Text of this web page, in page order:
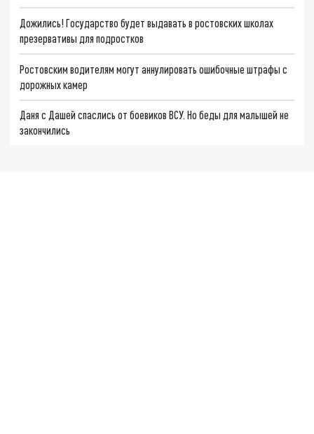
Дожились! Государство будет выдавать в ростовских школах
презервативы для подростков
Ростовским водителям могут аннулировать ошибочные штрафы с
дорожных камер
Даня с Дашей спаслись от боевиков ВСУ. Но беды для малышей не
закончились